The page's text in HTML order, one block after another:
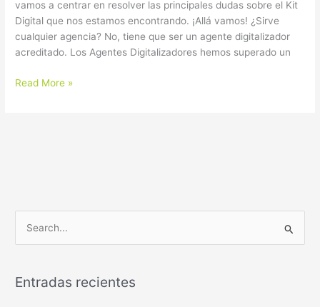
vamos a centrar en resolver las principales dudas sobre el Kit
Digital que nos estamos encontrando. ¡Allá vamos! ¿Sirve
cualquier agencia? No, tiene que ser un agente digitalizador
acreditado. Los Agentes Digitalizadores hemos superado un
Read More »
c
Entradas recientes